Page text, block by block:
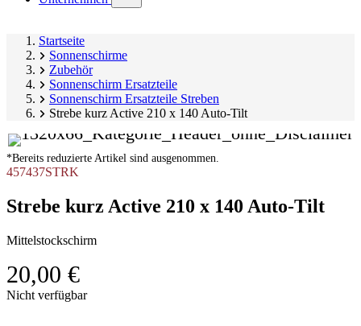
submenu)
Startseite
Sonnenschirme
Zubehör
Sonnenschirm Ersatzteile
Sonnenschirm Ersatzteile Streben
Strebe kurz Active 210 x 140 Auto-Tilt
*Bereits reduzierte Artikel sind ausgenommen.
457437STRK
Strebe kurz Active 210 x 140 Auto-Tilt
Mittelstockschirm
20,00 €
Produktgalerie
Nicht verfügbar